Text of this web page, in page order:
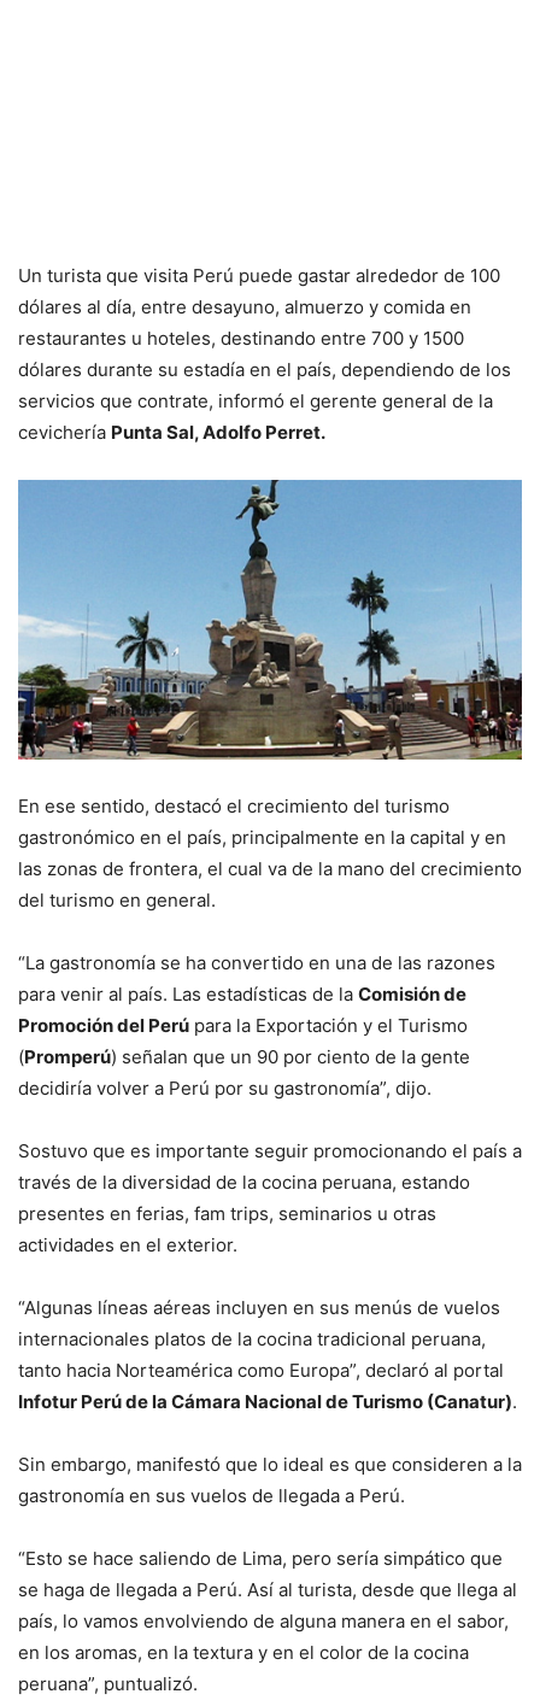
Un turista que visita Perú puede gastar alrededor de 100
dólares al día, entre desayuno, almuerzo y comida en
restaurantes u hoteles, destinando entre 700 y 1500
dólares durante su estadía en el país, dependiendo de los
servicios que contrate, informó el gerente general de la
cevichería Punta Sal, Adolfo Perret.
En ese sentido, destacó el crecimiento del turismo
gastronómico en el país, principalmente en la capital y en
las zonas de frontera, el cual va de la mano del crecimiento
del turismo en general.
“La gastronomía se ha convertido en una de las razones
para venir al país. Las estadísticas de la Comisión de
Promoción del Perú para la Exportación y el Turismo
(Promperú) señalan que un 90 por ciento de la gente
decidiría volver a Perú por su gastronomía”, dijo.
Sostuvo que es importante seguir promocionando el país a
través de la diversidad de la cocina peruana, estando
presentes en ferias, fam trips, seminarios u otras
actividades en el exterior.
“Algunas líneas aéreas incluyen en sus menús de vuelos
internacionales platos de la cocina tradicional peruana,
tanto hacia Norteamérica como Europa”, declaró al portal
Infotur Perú de la Cámara Nacional de Turismo (Canatur).
Sin embargo, manifestó que lo ideal es que consideren a la
gastronomía en sus vuelos de llegada a Perú.
“Esto se hace saliendo de Lima, pero sería simpático que
se haga de llegada a Perú. Así al turista, desde que llega al
país, lo vamos envolviendo de alguna manera en el sabor,
en los aromas, en la textura y en el color de la cocina
peruana”, puntualizó.